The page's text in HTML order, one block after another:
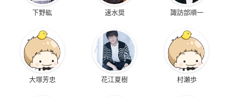
下野紘 速水奨 諏訪部順一
大塚芳忠 花江夏樹 村瀬歩